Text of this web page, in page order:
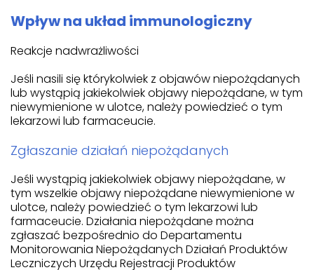
Wpływ na układ immunologiczny
Reakcje nadwrażliwości
Jeśli nasili się którykolwiek z objawów niepożądanych
lub wystąpią jakiekolwiek objawy niepożądane, w tym
niewymienione w ulotce, należy powiedzieć o tym
lekarzowi lub farmaceucie.
Zgłaszanie działań niepożądanych
Jeśli wystąpią jakiekolwiek objawy niepożądane, w
tym wszelkie objawy niepożądane niewymienione w
ulotce, należy powiedzieć o tym lekarzowi lub
farmaceucie. Działania niepożądane można
zgłaszać bezpośrednio do Departamentu
Monitorowania Niepożądanych Działań Produktów
Leczniczych Urzędu Rejestracji Produktów